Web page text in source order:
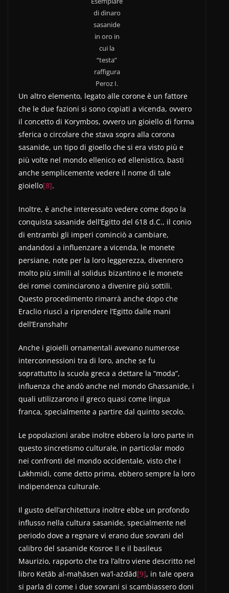
di dinaro
sasanide
in oro in
cui la
“testa”
raffigura
Peroz I.
Un altro elemento, legato alle corone è un fattore
che le due fazioni si sono copiati a vicenda, ovvero
il concetto di Korymbos, ovvero un gioiello di forma
sferica o circolare che stava sopra alla corona
sasanide, un tipo di gioello che si era visto più e
più volte nel mondo ellenico ed ellenistico, basti
anche semplicemente vedere il nome di tale
gioiello[8].
Inoltre, è anche interessato vedere come dopo la
conquista sasanide dell’Egitto del 618 d.C., il conio
di entrambi gli imperi cominciò a cambiare,
andandosi a influenzare a vicenda, le monete
persiane, note per la loro leggerezza, divennero
molto più simili al solidus bizantino e le monete
dei romei cominciarono a divenire più sottili.
Questo procedimento rimarrà anche dopo che
Eraclio riuscì a riprendere l’Egitto dalle mani
dell’Eranshahr
Anche i gioielli ornamentali avevano numerose
interconnessioni tra di loro, anche se fu
soprattutto la scuola greca a dettare la “moda”,
influenza che andò anche nel mondo Ghassanide, i
quali utilizzarono il greco quasi come lingua
franca, specialmente a partire dal quinto secolo.
Le popolazioni arabe inoltre ebbero la loro parte in
questo sincretismo culturale, in particolar modo
nei confronti del mondo occidentale, visto che i
Lakhmidi, come detto prima, ebbero sempre la loro
indipendenza culturale.
Il gusto dell’architettura inoltre ebbe un profondo
influsso nella cultura sasanide, specialmente nel
periodo dove a regnare vi erano due sovrani del
calibro del sasanide Kosroe II e il basileus
Maurizio, rapporto che tra l’altro viene descritto nel
libro Ketāb al-­maḥāsen wa’l-ażdād[9], in tale opera
si parla di come i due sovrani si scambiassero doni